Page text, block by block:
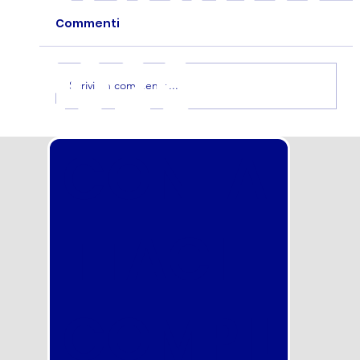
2026
Concorso nella Polizia Locale Torino
Commenti
Scrivi un commento...